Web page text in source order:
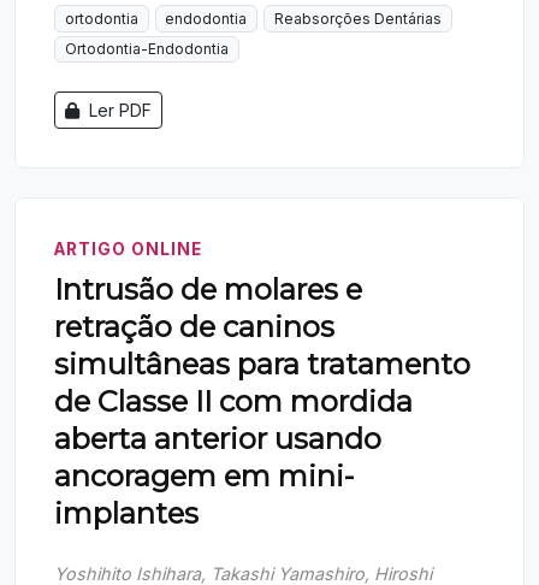
ortodontia endodontia
Reabsorções Dentárias
Ortodontia-Endodontia
Ler PDF
ARTIGO ONLINE
Intrusão de molares e
retração de caninos
simultâneas para tratamento
de Classe II com mordida
aberta anterior usando
ancoragem em mini-
implantes
Yoshihito Ishihara, Takashi Yamashiro, Hiroshi